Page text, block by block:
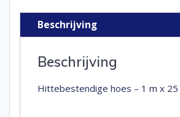
mm
aantalBeschrijving
Beschrijving
Hittebestendige hoes – 1 m x 25